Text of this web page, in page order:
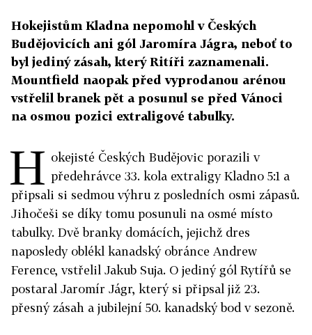
Hokejistům Kladna nepomohl v Českých
Budějovicích ani gól Jaromíra Jágra, neboť to
byl jediný zásah, který Ritíři zaznamenali.
Mountfield naopak před vyprodanou arénou
vstřelil branek pět a posunul se před Vánoci
na osmou pozici extraligové tabulky.
H okejisté Českých Budějovic porazili v
předehrávce 33. kola extraligy Kladno 5:1 a
připsali si sedmou výhru z posledních osmi zápasů.
Jihočeši se díky tomu posunuli na osmé místo
tabulky. Dvě branky domácích, jejichž dres
naposledy oblékl kanadský obránce Andrew
Ference, vstřelil Jakub Suja. O jediný gól Rytířů se
postaral Jaromír Jágr, který si připsal již 23.
přesný zásah a jubilejní 50. kanadský bod v sezoně.